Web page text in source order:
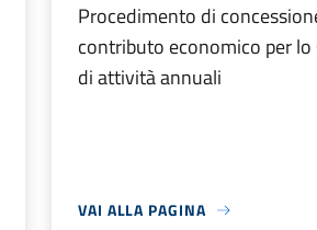
Procedimento di
contributo economico per
di attività annuali
VAI ALLA PAGINA